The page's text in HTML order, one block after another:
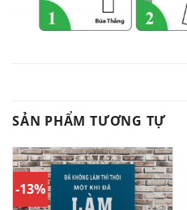
SẢN PHẨM TƯƠNG TỰ
-13%